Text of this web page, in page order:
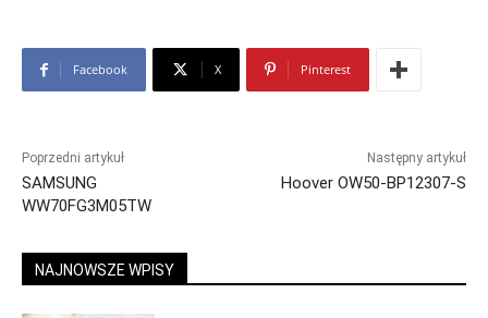
Facebook X Pinterest
Poprzedni artykuł
SAMSUNG
WW70FG3M05TW
Następny artykuł
Hoover OW50-BP12307-S
NAJNOWSZE WPISY